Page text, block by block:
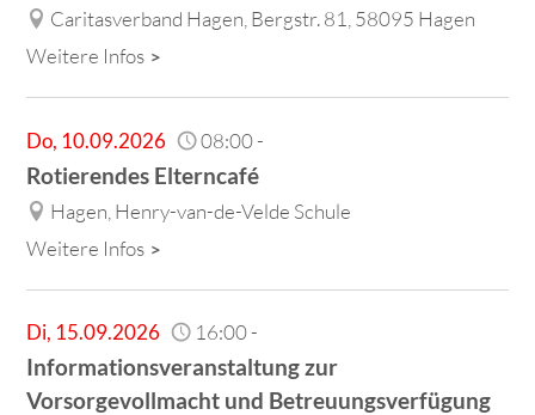
Caritasverband Hagen, Bergstr. 81, 58095 Hagen
Weitere Infos
Do, 10.09.2026 08:00-
Rotierendes Elterncafé
Hagen, Henry-van-de-Velde Schule
Weitere Infos
Di, 15.09.2026 16:00-
Informationsveranstaltung zur
Vorsorgevollmacht und Betreuungsverfügung